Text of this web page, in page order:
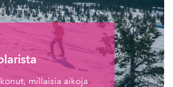
millaisia aikoja